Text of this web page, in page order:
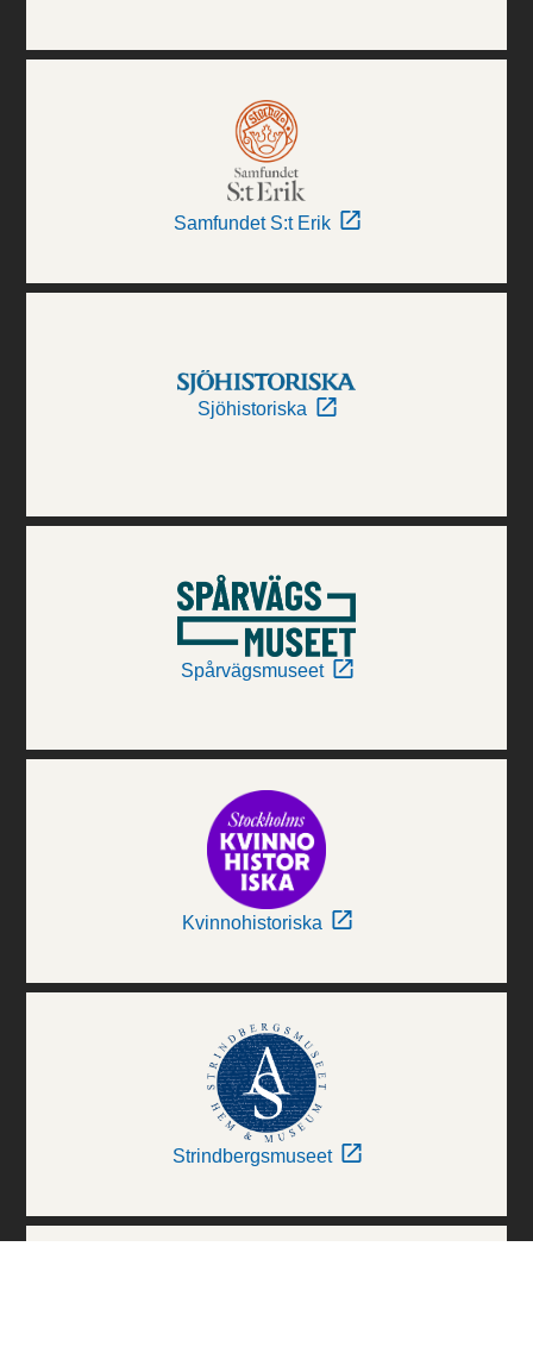
Samfundet S:t Erik
Sjöhistoriska
Spårvägsmuseet
Kvinnohistoriska
Strindbergsmuseet